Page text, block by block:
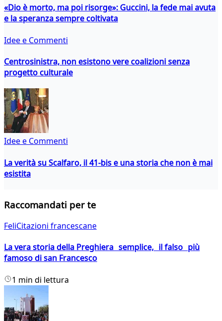
«Dio è morto, ma poi risorge»: Guccini, la fede mai avuta
e la speranza sempre coltivata
Idee e Commenti
Centrosinistra, non esistono vere coalizioni senza
progetto culturale
Idee e Commenti
La verità su Scalfaro, il 41-bis e una storia che non è mai
esistita
Raccomandati per te
FeliCitazioni francescane
La vera storia della Preghiera semplice, il falso più
famoso di san Francesco
1 min di lettura